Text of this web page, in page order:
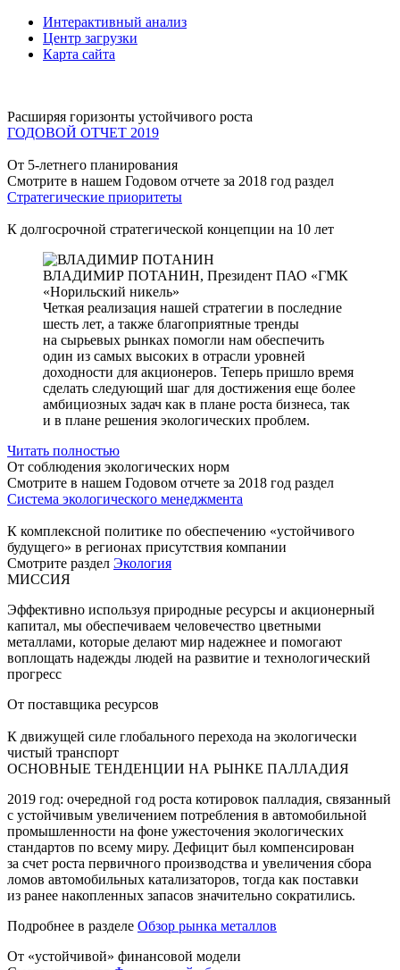
Интерактивный анализ
Центр загрузки
Карта сайта
Расширяя горизонты устойчивого роста
ГОДОВОЙ ОТЧЕТ 2019
От 5-летнего планирования
Смотрите в нашем Годовом отчете за 2018 год раздел
Стратегические приоритеты
К долгосрочной стратегической концепции на 10 лет
ВЛАДИМИР ПОТАНИН, Президент ПАО «ГМК
«Норильский никель»
Четкая реализация нашей стратегии в последние
шесть лет, а также благоприятные тренды
на сырьевых рынках помогли нам обеспечить
один из самых высоких в отрасли уровней
доходности для акционеров. Теперь пришло время
сделать следующий шаг для достижения еще более
амбициозных задач как в плане роста бизнеса, так
и в плане решения экологических проблем.
Читать полностью
От соблюдения экологических норм
Смотрите в нашем Годовом отчете за 2018 год раздел
Система экологического менеджмента
К комплексной политике по обеспечению «устойчивого
будущего» в регионах присутствия компании
Смотрите раздел Экология
МИССИЯ
Эффективно используя природные ресурсы и акционерный
капитал, мы обеспечиваем человечество цветными
металлами, которые делают мир надежнее и помогают
воплощать надежды людей на развитие и технологический
прогресс
От поставщика ресурсов
К движущей силе глобального перехода на экологически
чистый транспорт
ОСНОВНЫЕ ТЕНДЕНЦИИ НА РЫНКЕ ПАЛЛАДИЯ
2019 год: очередной год роста котировок палладия, связанный
с устойчивым увеличением потребления в автомобильной
промышленности на фоне ужесточения экологических
стандартов по всему миру. Дефицит был компенсирован
за счет роста первичного производства и увеличения сбора
ломов автомобильных катализаторов, тогда как поставки
из ранее накопленных запасов значительно сократились.
Подробнее в разделе Обзор рынка металлов
От «устойчивой» финансовой модели